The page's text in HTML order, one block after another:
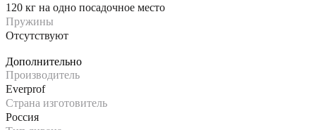
120 кг на одно посадочное место
Пружины
Отсутствуют
Дополнительно
Производитель
Everprof
Страна изготовитель
Россия